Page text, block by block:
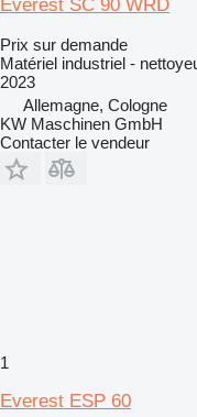
Everest SC 90 WRD
Prix sur demande
Matériel industriel -
2023
Allemagne, Cologne
KW Maschinen GmbH
Contacter le vendeur
1
Everest ESP 60